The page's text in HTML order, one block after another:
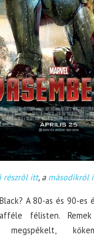
részről itt, a másodikról
A 80-as és 90-es
félisten. Remek
megspékelt,